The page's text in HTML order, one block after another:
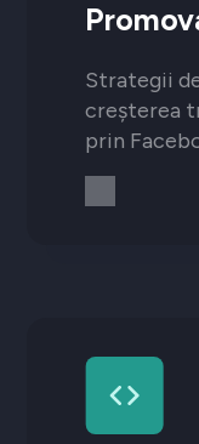
Strategii
creșterea
prin